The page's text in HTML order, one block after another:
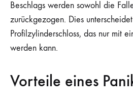
Beschlags werden sowohl die
zurückgezogen. Dies
Profilzylinderschloss, das nur mit
werden kann.
Vorteile eines